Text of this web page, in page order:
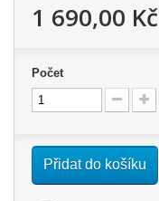
1 690,00 Kč
Počet
Přidat do košíku